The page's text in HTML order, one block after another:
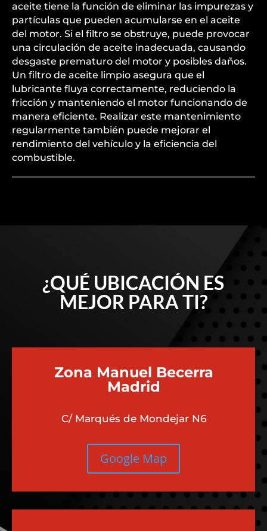
aceite tiene la función de eliminar las impurezas y
partículas que pueden acumularse en el aceite
del motor. Si el filtro se obstruye, puede provocar
una circulación de aceite inadecuada, causando
desgaste prematuro del motor y posibles daños.
Un filtro de aceite limpio asegura que el
lubricante fluya correctamente, reduciendo la
fricción y manteniendo el motor funcionando de
manera eficiente. Realizar este mantenimiento
regularmente también puede mejorar el
rendimiento del vehículo y la eficiencia del
combustible.
¿QUÉ UBICACIÓN ES
MEJOR PARA TI?
Zona Manuel Becerra
Madrid
C/ Marqués de Mondejar N6
Google Map